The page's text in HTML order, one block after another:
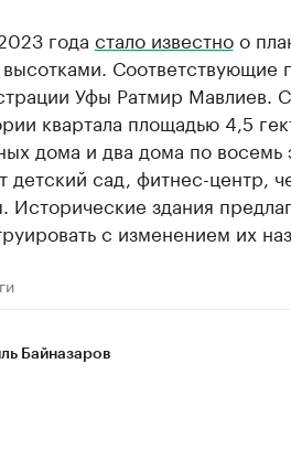
года стало известноо
высотками. Соответствующие
Уфы Ратмир Мавлиев.
квартала площадью 4,5
дома и два дома по восемь
детский сад, фитнес-центр,
Исторические здания
с изменением их
Байназаров